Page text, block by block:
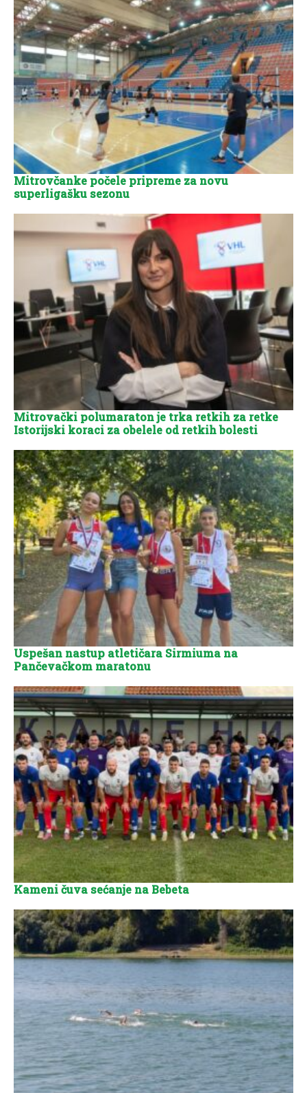
Mitrovčanke počele pripreme za novu
superligašku sezonu
Mitrovački polumaraton je trka retkih za retke
Istorijski koraci za obelele od retkih bolesti
Uspešan nastup atletičara Sirmiuma na
Pančevačkom maratonu
Kameni čuva sećanje na Bebeta